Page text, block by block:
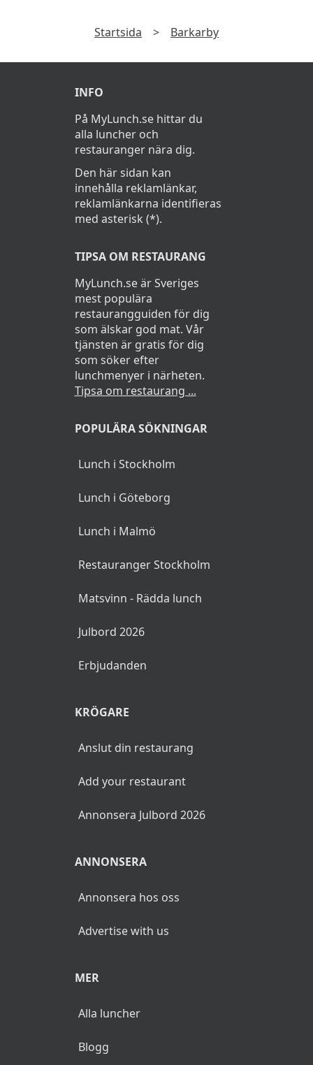
Startsida > Barkarby
INFO
På MyLunch.se hittar du
alla luncher och
restauranger nära dig.
Den här sidan kan
innehålla reklamlänkar,
reklamlänkarna identifieras
med asterisk (*).
TIPSA OM RESTAURANG
MyLunch.se är Sveriges
mest populära
restaurangguiden för dig
som älskar god mat. Vår
tjänsten är gratis för dig
som söker efter
lunchmenyer i närheten.
Tipsa om restaurang ...
POPULÄRA SÖKNINGAR
Lunch i Stockholm
Lunch i Göteborg
Lunch i Malmö
Restauranger Stockholm
Matsvinn - Rädda lunch
Julbord 2026
Erbjudanden
KRÖGARE
Anslut din restaurang
Add your restaurant
Annonsera Julbord 2026
ANNONSERA
Annonsera hos oss
Advertise with us
MER
Alla luncher
Blogg